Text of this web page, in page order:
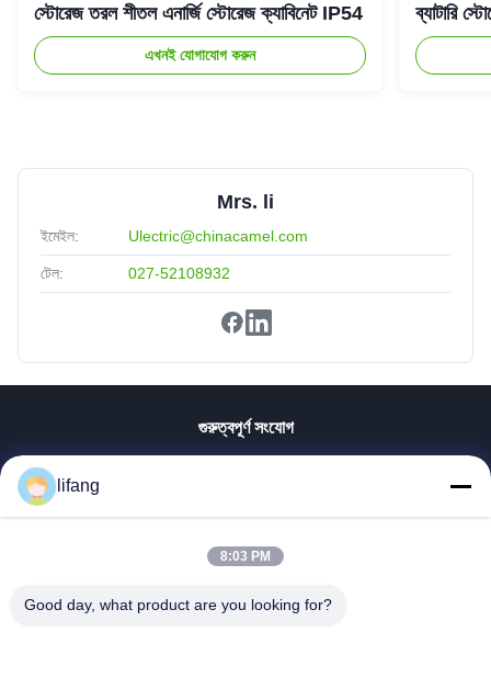
স্টোরেজ তরল শীতল এনার্জি স্টোরেজ ক্যাবিনেট IP54
এখনই যোগাযোগ করুন
ব্যাটারি
Mrs. li
ইমেইল: Ulectric@chinacamel.com
টেল: 027-52108932
গুরুত্বপূর্ণ সংযোগ
আমাদের সম্পর্কে
কারখানা ভ্রমণ
আমাদের সাথে যোগাযোগ করুন
lifang
8:03 PM
Good day, what product are you looking for?